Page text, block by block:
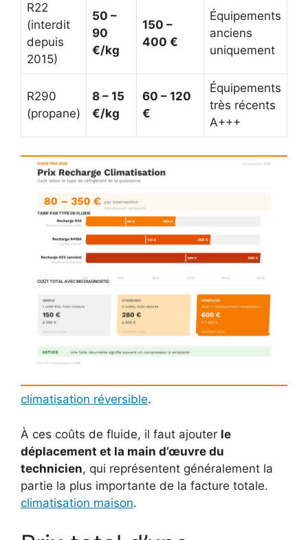
R22
(interdit
depuis
2015)
50 –
90
€/kg
150 –
400 €
Équipements
anciens
uniquement
R290
(propane)
8 – 15
€/kg
60 – 120
€
Équipements
très récents
A+++
climatisation réversible.
À ces coûts de fluide, il faut ajouter le
déplacement et la main d’œuvre du
technicien, qui représentent généralement la
partie la plus importante de la facture totale.
climatisation maison.